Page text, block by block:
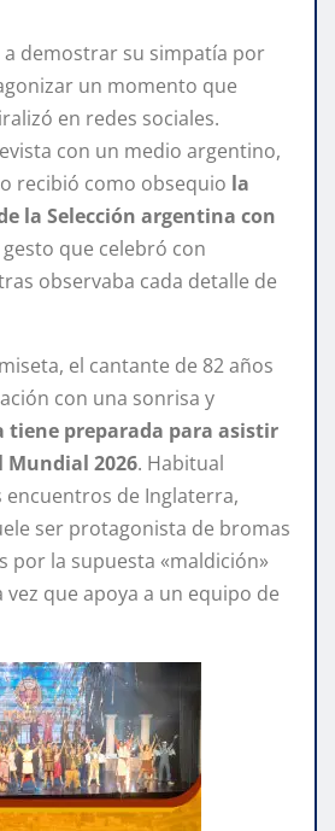
a demostrar su simpatía por
un momento que
en redes sociales.
con un medio argentino,
recibió como obsequio la
la Selección argentina con
gesto que celebró con
observaba cada detalle de
el cantante de 82 años
con una sonrisa y
tiene preparada para asistir
Mundial 2026. Habitual
encuentros de Inglaterra,
ser protagonista de bromas
por la supuesta «maldición»
que apoya a un equipo de